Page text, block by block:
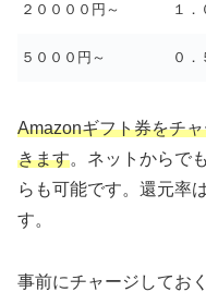
２００００円～ １．
５０００円～ ０．
Amazonギフト券をチ
きます。ネットからで
らも可能です。還元率
す。
事前にチャージしてお